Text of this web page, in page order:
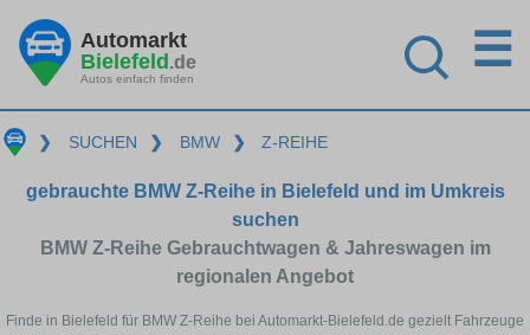
Automarkt
Bielefeld.de
Autos einfach finden
☰
❯ SUCHEN ❯ BMW ❯ Z-REIHE
gebrauchte BMW Z-Reihe in Bielefeld und im Umkreis
suchen
BMW Z-Reihe Gebrauchtwagen & Jahreswagen im
regionalen Angebot
Finde in Bielefeld für BMW Z-Reihe bei Automarkt-Bielefeld.de gezielt Fahrzeuge